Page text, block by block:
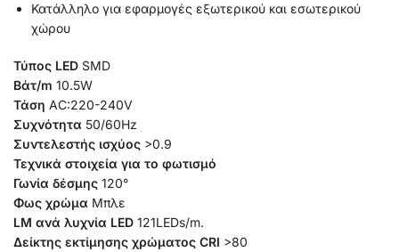
Κατάλληλο για εφαρμογές εξωτερικού και εσωτερικού
χώρου
Τύπος LED SMD
Βάτ/m 10.5W
Τάση AC:220-240V
Συχνότητα 50/60Hz
Συντελεστής ισχύος >0.9
Τεχνικά στοιχεία για το φωτισμό
Γωνία δέσμης 120°
Φως χρώμα Μπλε
LM ανά λυχνία LED 121LEDs/m.
Δείκτης εκτίμησης χρώματος CRI >80